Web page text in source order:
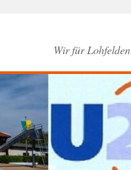
Wir für Lohfelden